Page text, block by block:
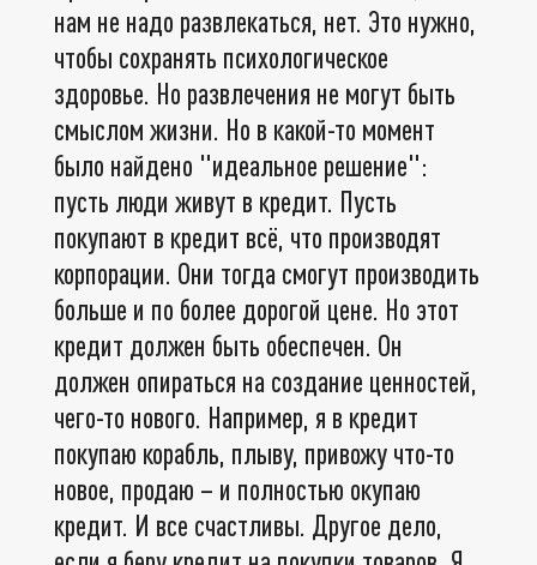
нам не надо развлекаться, нет. Это нужно,
чтобы сохранять психологическое
здоровье. Но развлечения не могут быть
смыслом жизни. Но в какой-то момент
было найдено "идеальное решение":
пусть люди живут в кредит. Пусть
покупают в кредит всё, что производят
корпорации. Они тогда смогут производить
больше и по более дорогой цене. Но этот
кредит должен быть обеспечен. Он
должен опираться на создание ценностей,
чего-то нового. Например, я в кредит
покупаю корабль, плыву, привожу что-то
новое, продаю – и полностью окупаю
кредит. И все счастливы. Другое дело,